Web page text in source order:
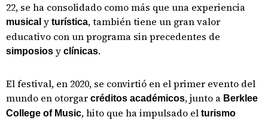
22, se ha consolidado como más que una experiencia
musical y turística, también tiene un gran valor
educativo con un programa sin precedentes de
simposios y clínicas.
El festival, en 2020, se convirtió en el primer evento del
mundo en otorgar créditos académicos, junto a Berklee
College of Music, hito que ha impulsado el turismo